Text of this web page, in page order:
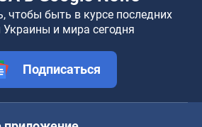
чтобы быть в курсе последних
Украины и мира сегодня
Подписаться